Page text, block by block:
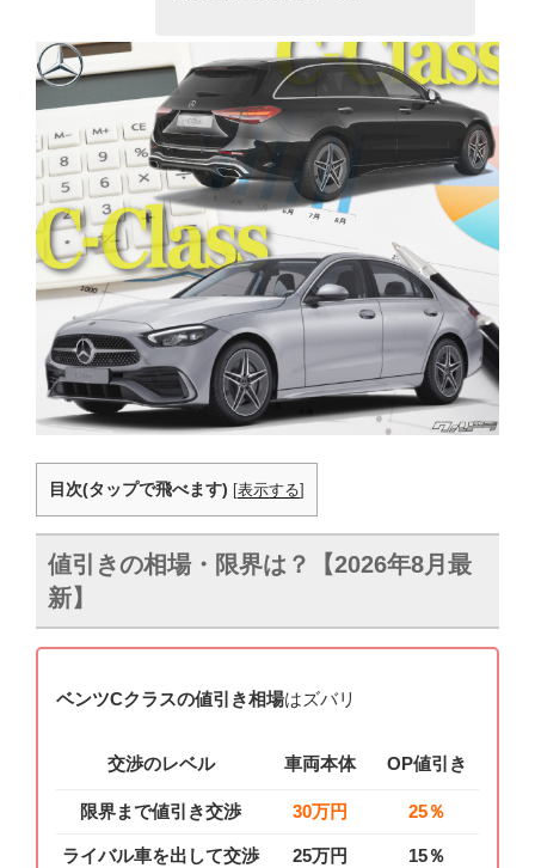
目次(タップで飛べます) [表示する]
値引きの相場・限界は？【2026年8月最
新】
ベンツCクラスの値引き相場はズバリ
交渉のレベル 車両本体 OP値引き
限界まで値引き交渉 30万円 25％
ライバル車を出して交渉 25万円 15％